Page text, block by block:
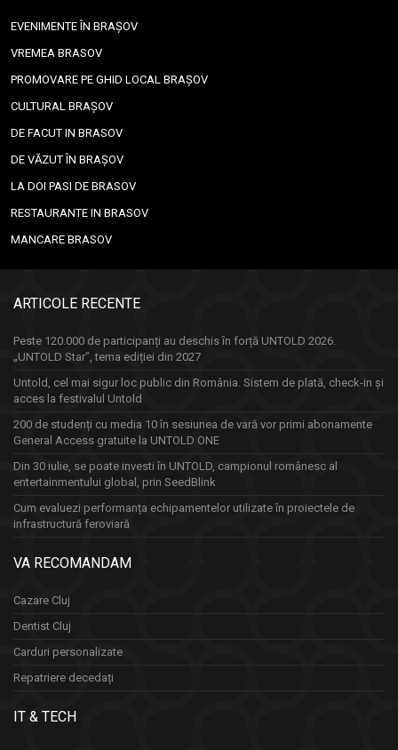
EVENIMENTE ÎN BRAȘOV
VREMEA BRASOV
PROMOVARE PE GHID LOCAL BRAȘOV
CULTURAL BRAȘOV
DE FACUT IN BRASOV
DE VĂZUT ÎN BRAȘOV
LA DOI PASI DE BRASOV
RESTAURANTE IN BRASOV
MANCARE BRASOV
ARTICOLE RECENTE
Peste 120.000 de participanți au deschis în forță UNTOLD 2026.
„UNTOLD Star”, tema ediției din 2027
Untold, cel mai sigur loc public din România. Sistem de plată, check-in și
acces la festivalul Untold
200 de studenți cu media 10 în sesiunea de vară vor primi abonamente
General Access gratuite la UNTOLD ONE
Din 30 iulie, se poate investi în UNTOLD, campionul românesc al
entertainmentului global, prin SeedBlink
Cum evaluezi performanța echipamentelor utilizate în proiectele de
infrastructură feroviară
VA RECOMANDAM
Cazare Cluj
Dentist Cluj
Carduri personalizate
Repatriere decedați
IT & TECH